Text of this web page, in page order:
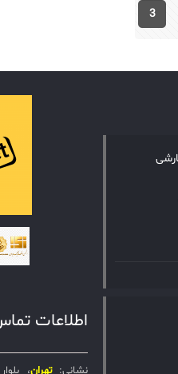
مدانت
سرویس
تخصصی
زیباتر،
بسته
بیشتر
آسوده‌تر
لایسنس
قوی‌تر و
3
اطلاعات
نشانی:تهران،